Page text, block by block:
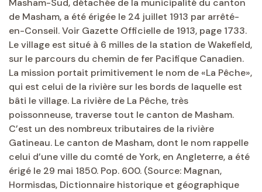
Masham-Sud, détachée de la municipalité du canton
de Masham, a été érigée le 24 juillet 1913 par arrêté-
en-Conseil. Voir Gazette Officielle de 1913, page 1733.
Le village est situé à 6 milles de la station de Wakefield,
sur le parcours du chemin de fer Pacifique Canadien.
La mission portait primitivement le nom de «La Pêche»,
qui est celui de la rivière sur les bords de laquelle est
bâti le village. La rivière de La Pêche, très
poissonneuse, traverse tout le canton de Masham.
C’est un des nombreux tributaires de la rivière
Gatineau. Le canton de Masham, dont le nom rappelle
celui d’une ville du comté de York, en Angleterre, a été
érigé le 29 mai 1850. Pop. 600. (Source: Magnan,
Hormisdas, Dictionnaire historique et géographique